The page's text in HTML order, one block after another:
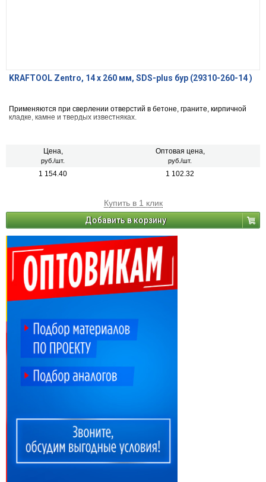
KRAFTOOL Zentro, 14 x 260 мм, SDS-plus бур (29310-260-14 )
Применяются при сверлении отверстий в бетоне, граните, кирпичной
кладке, камне и твердых известняках.
Цена,
руб./шт.
Оптовая цена,
руб./шт.
1 154.40 1 102.32
Купить в 1 клик
Добавить в корзину